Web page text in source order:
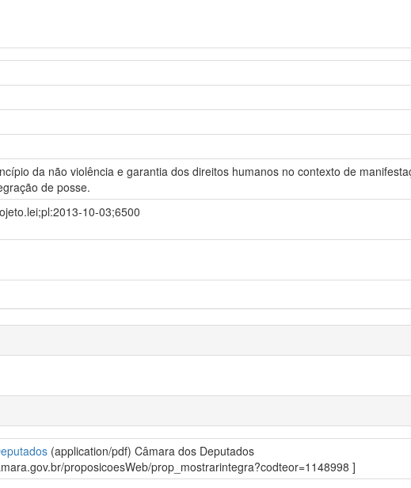
da não violência e garantia dos direitos humanos no contexto de
de posse.
10-03;6500
(application/pdf) Câmara dos Deputados
proposicoesWeb/prop_mostrarintegra?codteor=1148998 ]